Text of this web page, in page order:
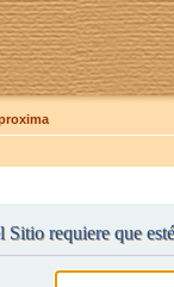
requiere que